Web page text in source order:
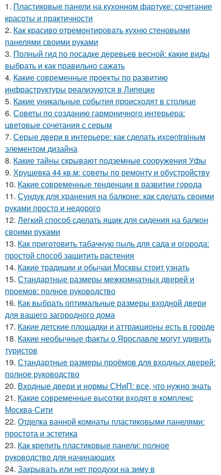
1. Пластиковые панели на кухонном фартуке: сочетание
красоты и практичности
2. Как красиво отремонтировать кухню стеновыми
панелями своими руками
3. Полный гид по посадке деревьев весной: какие виды
выбрать и как правильно сажать
4. Какие современные проекты по развитию
инфраструктуры реализуются в Липецке
5. Какие уникальные события происходят в столице
6. Советы по созданию гармоничного интерьера:
цветовые сочетания с серым
7. Серые двери в интерьере: как сделать ихcentralным
элементом дизайна
8. Какие тайны скрывают подземные сооружения Уфы
9. Хрущевка 44 кв.м: советы по ремонту и обустройству
10. Какие современные тенденции в развитии города
11. Сундук для хранения на балконе: как сделать своими
руками просто и недорого
12. Легкий способ сделать ящик для сидения на балкон
своими руками
13. Как приготовить табачную пыль для сада и огорода:
простой способ защитить растения
14. Какие традиции и обычаи Москвы стоит узнать
15. Стандартные размеры межкомнатных дверей и
проемов: полное руководство
16. Как выбрать оптимальные размеры входной двери
для вашего загородного дома
17. Какие детские площадки и аттракционы есть в городе
18. Какие необычные факты о Ярославле могут удивить
туристов
19. Стандартные размеры проёмов для входных дверей:
полное руководство
20. Входные двери и нормы СНиП: все, что нужно знать
21. Какие современные высотки входят в комплекс
Москва-Сити
22. Отделка ванной комнаты пластиковыми панелями:
простота и эстетика
23. Как крепить пластиковые панели: полное
руководство для начинающих
24. Закрывать или нет продухи на зиму в